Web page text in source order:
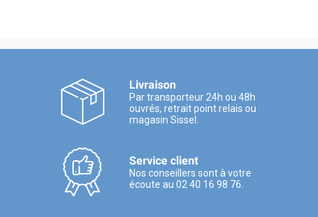
Livraison
Par transporteur 24h ou 48h
ouvrés, retrait point relais ou
magasin Sissel.
Service client
Nos conseillers sont à votre
écoute au 02 40 16 98 76.